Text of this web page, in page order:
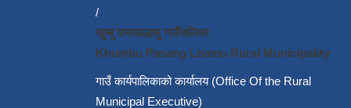
/
खुम्बु पासाङल्हामु गाउँपालिका
Khumbu Pasang Lhamu Rural Municipality
गाउँ कार्यपालिकाको कार्यालय (Office Of the Rural
Municipal Executive)